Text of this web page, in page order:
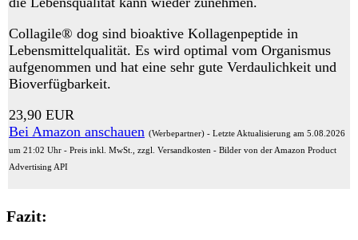
Collagile® dog sind bioaktive Kollagenpeptide in
Lebensmittelqualität. Es wird optimal vom Organismus
aufgenommen und hat eine sehr gute Verdaulichkeit und
Bioverfügbarkeit.
23,90 EUR
Bei Amazon anschauen (Werbepartner) - Letzte Aktualisierung am 5.08.2026
um 21:02 Uhr - Preis inkl. MwSt., zzgl. Versandkosten - Bilder von der Amazon Product
Advertising API
Fazit: